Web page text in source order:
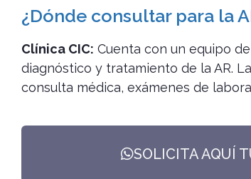
¿Dónde consultar para la
Clínica CIC: Cuenta con un equipo
diagnóstico y tratamiento de la AR.
consulta médica, exámenes de
SOLICITA AQUÍ